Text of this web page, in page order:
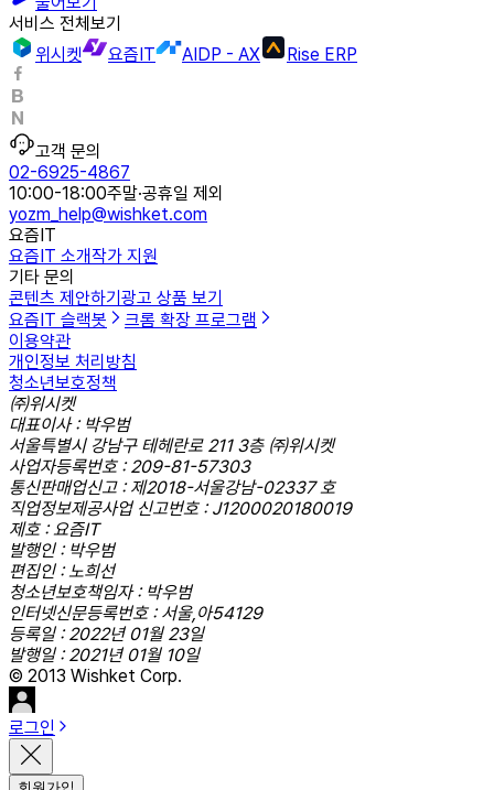
서비스 전체보기
위시켓
요즘IT AIDP - AX Rise ERP
고객 문의
02-6925-4867
10:00-18:00주말·공휴일 제외
yozm_help@wishket.com
요즘IT
요즘IT 소개작가 지원
기타 문의
콘텐츠 제안하기 광고 상품 보기
요즘IT 슬랙봇
크롬 확장 프로그램
이용약관
개인정보 처리방침
청소년보호정책
㈜위시켓
대표이사 : 박우범
서울특별시 강남구 테헤란로 211 3층 ㈜위시켓
사업자등록번호 : 209-81-57303
통신판매업신고 : 제2018-서울강남-02337 호
직업정보제공사업 신고번호 : J1200020180019
제호 : 요즘IT
발행인 : 박우범
편집인 : 노희선
청소년보호책임자 : 박우범
인터넷신문등록번호 : 서울,아54129
등록일 : 2022년 01월 23일
발행일 : 2021년 01월 10일
© 2013 Wishket Corp.
로그인